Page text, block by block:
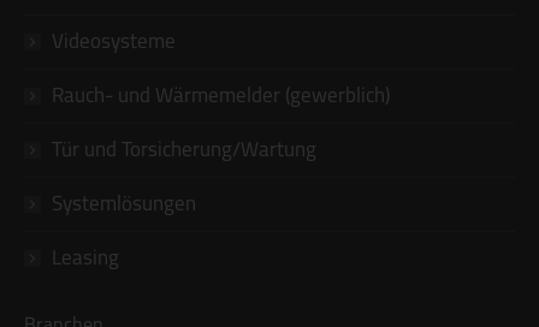
Videosysteme
Rauch- und Wärmemelder (gewerblich)
Tür und Torsicherung/Wartung
Systemlösungen
Leasing